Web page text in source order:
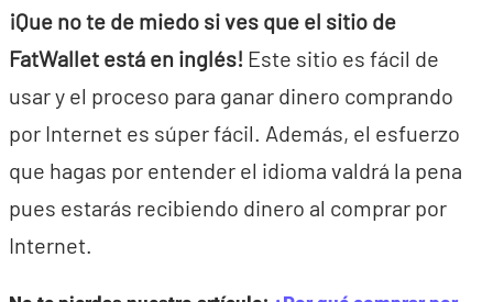
¡Que no te de miedo si ves que el sitio de
FatWallet está en inglés! Este sitio es fácil de
usar y el proceso para ganar dinero comprando
por Internet es súper fácil. Además, el esfuerzo
que hagas por entender el idioma valdrá la pena
pues estarás recibiendo dinero al comprar por
Internet.